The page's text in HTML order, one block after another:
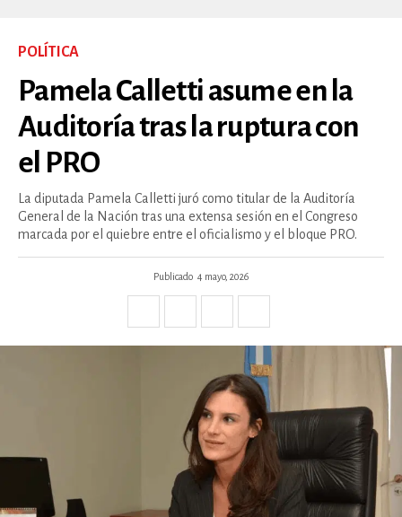
POLÍTICA
Pamela Calletti asume en la
Auditoría tras la ruptura con
el PRO
La diputada Pamela Calletti juró como titular de la Auditoría
General de la Nación tras una extensa sesión en el Congreso
marcada por el quiebre entre el oficialismo y el bloque PRO.
Publicado 4 mayo, 2026